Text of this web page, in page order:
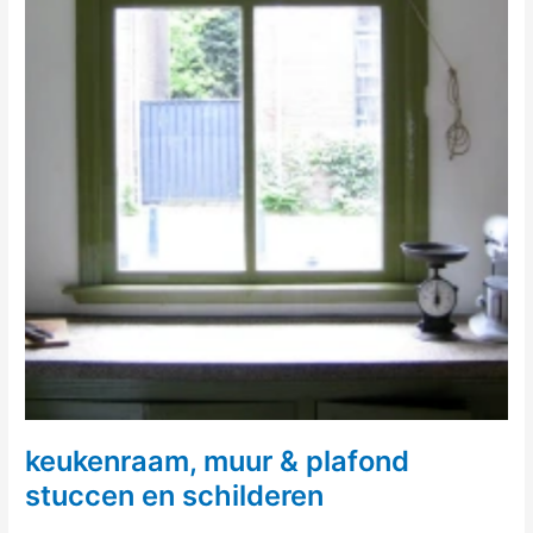
keukenraam, muur & plafond
stuccen en schilderen